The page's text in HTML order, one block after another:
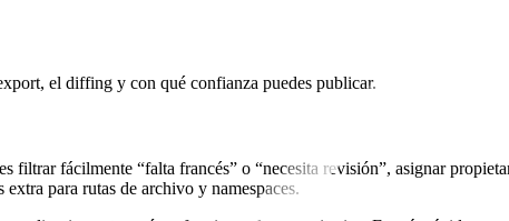
el diffing y con qué confianza puedes publicar.
fácilmente “falta francés” o “necesita revisión”, asignar
para rutas de archivo y namespaces.